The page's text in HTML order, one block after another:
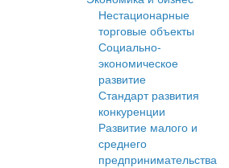
Нестационарные
торговые объекты
Социально-
экономическое
развитие
Стандарт развития
конкуренции
Развитие малого и
среднего
предпринимательства